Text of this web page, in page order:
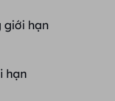
giới hạn
hạn